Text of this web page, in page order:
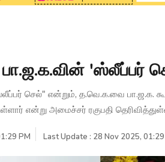
'ஸ்லீப்பர்
செல்" என்றும், த.வெ.க.வை பா.ஜ.க.
என்று அமைச்சர் ரகுபதி
PM Last Update : 28 Nov 2025,